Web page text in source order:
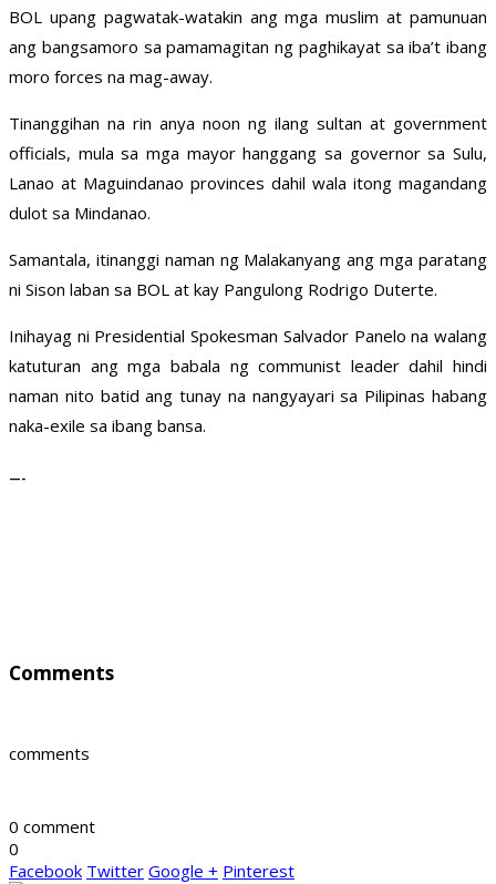
BOL upang pagwatak-watakin ang mga muslim at pamunuan
ang bangsamoro sa pamamagitan ng paghikayat sa iba’t ibang
moro forces na mag-away.
Tinanggihan na rin anya noon ng ilang sultan at government
officials, mula sa mga mayor hanggang sa governor sa Sulu,
Lanao at Maguindanao provinces dahil wala itong magandang
dulot sa Mindanao.
Samantala, itinanggi naman ng Malakanyang ang mga paratang
ni Sison laban sa BOL at kay Pangulong Rodrigo Duterte.
Inihayag ni Presidential Spokesman Salvador Panelo na walang
katuturan ang mga babala ng communist leader dahil hindi
naman nito batid ang tunay na nangyayari sa Pilipinas habang
naka-exile sa ibang bansa.
—-
Comments
comments
0 comment
0
Facebook Twitter Google + Pinterest